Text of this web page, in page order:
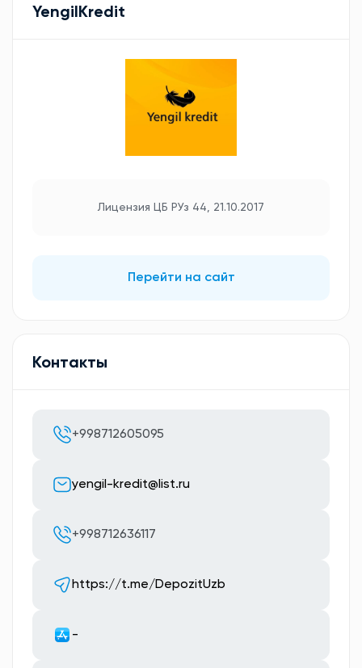
YengilKredit
Лицензия ЦБ РУз 44, 21.10.2017
Перейти на сайт
Контакты
+998712605095
yengil-kredit@list.ru
+998712636117
https://t.me/DepozitUzb
-